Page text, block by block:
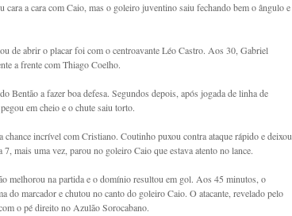
cara a cara com Caio, mas o goleiro juventino saiu fechando bem o ângulo e
de abrir o placar foi com o centroavante Léo Castro. Aos 30, Gabriel
a frente com Thiago Coelho.
Bentão a fazer boa defesa. Segundos depois, após jogada de linha de
em cheio e o chute saiu torto.
incrível com Cristiano. Coutinho puxou contra ataque rápido e deixou
mais uma vez, parou no goleiro Caio que estava atento no lance.
melhorou na partida e o domínio resultou em gol. Aos 45 minutos, o
do marcador e chutou no canto do goleiro Caio. O atacante, revelado pelo
o pé direito no Azulão Sorocabano.